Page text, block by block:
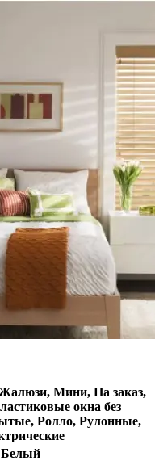
Мини, На заказ,
окна без
Ролло, Рулонные,
Белый